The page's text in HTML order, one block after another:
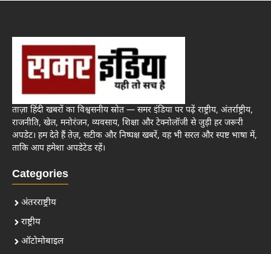
ताज़ा हिंदी खबरों का विश्वसनीय स्रोत — समर इंडिया पर पढ़ें राष्ट्रीय, अंतर्राष्ट्रीय,
राजनीति, खेल, मनोरंजन, व्यवसाय, शिक्षा और टेक्नोलॉजी से जुड़ी हर जरूरी
अपडेट। हम देते हैं तेज़, सटीक और निष्पक्ष खबरें, वह भी सरल और स्पष्ट भाषा में,
ताकि आप हमेशा अपडेटेड रहें।
Categories
अंतरराष्ट्रीय
राष्ट्रीय
ऑटोमोबाइल